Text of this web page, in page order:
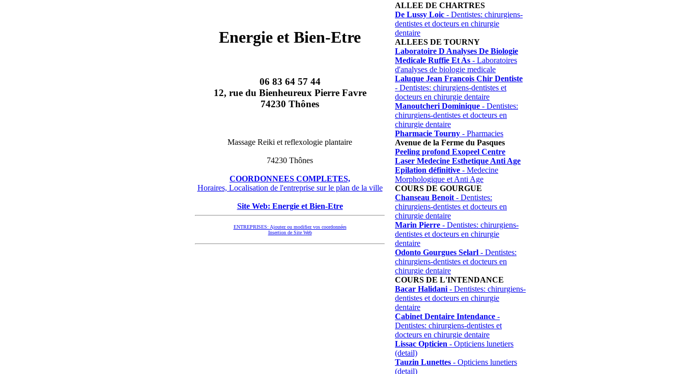
Energie et Bien-Etre
06 83 64 57 44
12, rue du Bienheureux Pierre Favre
74230 Thônes
Massage Reiki et reflexologie plantaire
74230 Thônes
COORDONNEES COMPLETES,
Horaires, Localisation de l'entreprise sur le plan de la ville
Site Web: Energie et Bien-Etre
ENTREPRISES: Ajoutez ou modifiez vos coordonnées
Insertion de Site Web
ALLEE DE CHARTRES
De Lussy Loic - Dentistes: chirurgiens-
dentistes et docteurs en chirurgie
dentaire
ALLEES DE TOURNY
Laboratoire D Analyses De Biologie
Medicale Ruffie Et As - Laboratoires
d'analyses de biologie medicale
Laluque Jean Francois Chir Dentiste
- Dentistes: chirurgiens-dentistes et
docteurs en chirurgie dentaire
Manoutcheri Dominique - Dentistes:
chirurgiens-dentistes et docteurs en
chirurgie dentaire
Pharmacie Tourny - Pharmacies
Avenue de la Ferme du Pasques
Peeling profond Exopeel Centre
Laser Medecine Esthetique Anti Age
Epilation définitive - Medecine
Morphologique et Anti Age
COURS DE GOURGUE
Chanseau Benoit - Dentistes:
chirurgiens-dentistes et docteurs en
chirurgie dentaire
Marin Pierre - Dentistes: chirurgiens-
dentistes et docteurs en chirurgie
dentaire
Odonto Gourgues Selarl - Dentistes:
chirurgiens-dentistes et docteurs en
chirurgie dentaire
COURS DE L'INTENDANCE
Bacar Halidani - Dentistes: chirurgiens-
dentistes et docteurs en chirurgie
dentaire
Cabinet Dentaire Intendance -
Dentistes: chirurgiens-dentistes et
docteurs en chirurgie dentaire
Lissac Opticien - Opticiens lunetiers
(detail)
Tauzin Lunettes - Opticiens lunetiers
(detail)